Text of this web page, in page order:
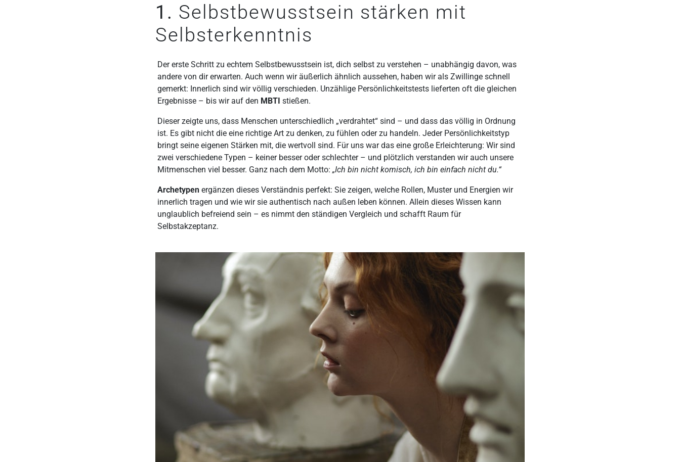
1. Selbstbewusstsein stärken mit
Selbsterkenntnis
Der erste Schritt zu echtem Selbstbewusstsein ist, dich selbst zu verstehen – unabhängig davon, was
andere von dir erwarten. Auch wenn wir äußerlich ähnlich aussehen, haben wir als Zwillinge schnell
gemerkt: Innerlich sind wir völlig verschieden. Unzählige Persönlichkeitstests lieferten oft die gleichen
Ergebnisse – bis wir auf den MBTI stießen.
Dieser zeigte uns, dass Menschen unterschiedlich „verdrahtet“ sind – und dass das völlig in Ordnung
ist. Es gibt nicht die eine richtige Art zu denken, zu fühlen oder zu handeln. Jeder Persönlichkeitstyp
bringt seine eigenen Stärken mit, die wertvoll sind. Für uns war das eine große Erleichterung: Wir sind
zwei verschiedene Typen – keiner besser oder schlechter – und plötzlich verstanden wir auch unsere
Mitmenschen viel besser. Ganz nach dem Motto: „Ich bin nicht komisch, ich bin einfach nicht du.“
Archetypen ergänzen dieses Verständnis perfekt: Sie zeigen, welche Rollen, Muster und Energien wir
innerlich tragen und wie wir sie authentisch nach außen leben können. Allein dieses Wissen kann
unglaublich befreiend sein – es nimmt den ständigen Vergleich und schafft Raum für
Selbstakzeptanz.